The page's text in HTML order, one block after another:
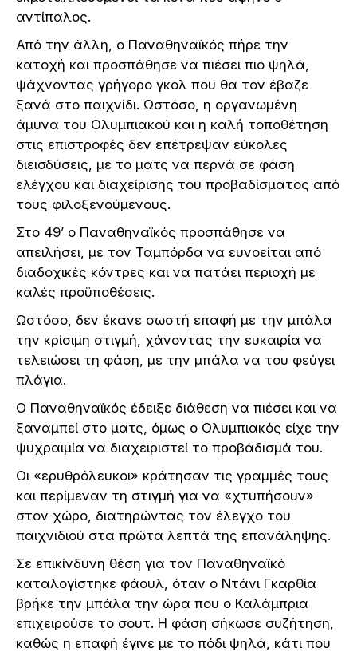
αντίπαλος.
Από την άλλη, ο Παναθηναϊκός πήρε την
κατοχή και προσπάθησε να πιέσει πιο ψηλά,
ψάχνοντας γρήγορο γκολ που θα τον έβαζε
ξανά στο παιχνίδι. Ωστόσο, η οργανωμένη
άμυνα του Ολυμπιακού και η καλή τοποθέτηση
στις επιστροφές δεν επέτρεψαν εύκολες
διεισδύσεις, με το ματς να περνά σε φάση
ελέγχου και διαχείρισης του προβαδίσματος από
τους φιλοξενούμενους.
Στο 49’ ο Παναθηναϊκός προσπάθησε να
απειλήσει, με τον Ταμπόρδα να ευνοείται από
διαδοχικές κόντρες και να πατάει περιοχή με
καλές προϋποθέσεις.
Ωστόσο, δεν έκανε σωστή επαφή με την μπάλα
την κρίσιμη στιγμή, χάνοντας την ευκαιρία να
τελειώσει τη φάση, με την μπάλα να του φεύγει
πλάγια.
Ο Παναθηναϊκός έδειξε διάθεση να πιέσει και να
ξαναμπεί στο ματς, όμως ο Ολυμπιακός είχε την
ψυχραιμία να διαχειριστεί το προβάδισμά του.
Οι «ερυθρόλευκοι» κράτησαν τις γραμμές τους
και περίμεναν τη στιγμή για να «χτυπήσουν»
στον χώρο, διατηρώντας τον έλεγχο του
παιχνιδιού στα πρώτα λεπτά της επανάληψης.
Σε επικίνδυνη θέση για τον Παναθηναϊκό
καταλογίστηκε φάουλ, όταν ο Ντάνι Γκαρθία
βρήκε την μπάλα την ώρα που ο Καλάμπρια
επιχειρούσε το σουτ. Η φάση σήκωσε συζήτηση,
καθώς η επαφή έγινε με το πόδι ψηλά, κάτι που